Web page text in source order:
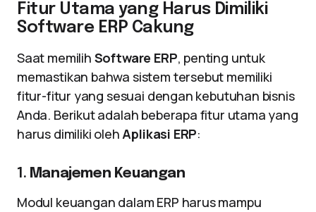
Fitur Utama yang Harus Dimiliki
Software ERP Cakung
Saat memilih Software ERP, penting untuk
memastikan bahwa sistem tersebut memiliki
fitur-fitur yang sesuai dengan kebutuhan bisnis
Anda. Berikut adalah beberapa fitur utama yang
harus dimiliki olehAplikasi ERP:
1. Manajemen Keuangan
Modul keuangan dalam ERP harus mampu